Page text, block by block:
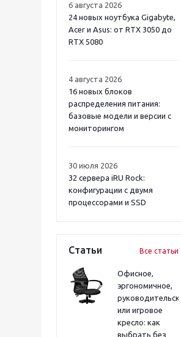
6 августа 2026
24 новых ноутбука Gigabyte,
Acer и Asus: от RTX 3050 до
RTX 5080
4 августа 2026
16 новых блоков
распределения питания:
базовые модели и версии с
мониторингом
30 июля 2026
32 сервера iRU Rock:
конфигурации с двумя
процессорами и SSD
Статьи Все статьи
Офисное,
эргономичное,
или игровое
кресло: как
выбрать без